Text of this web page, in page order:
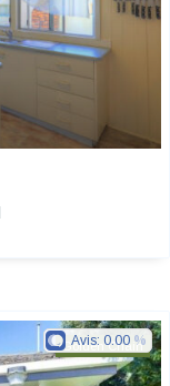
Golden Chain
Avis: 0.00